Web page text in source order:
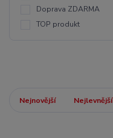
Doprava ZDARMA
TOP produkt
Nejnovější Nejlevnější